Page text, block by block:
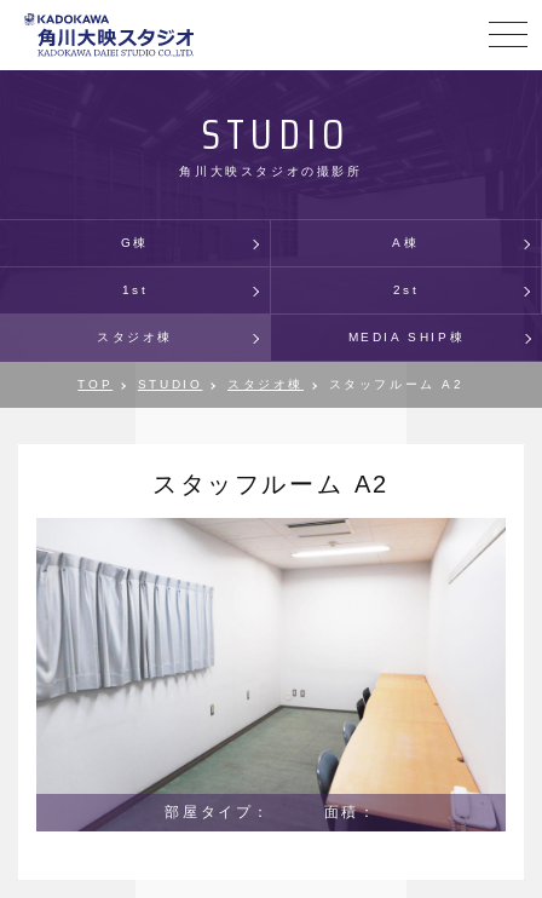
STUDIO
角川大映スタジオの撮影所
G棟 A棟
1st 2st
スタジオ棟 MEDIA SHIP棟
TOP STUDIO スタジオ棟 スタッフルーム A2
スタッフルーム A2
部屋タイプ： 面積：